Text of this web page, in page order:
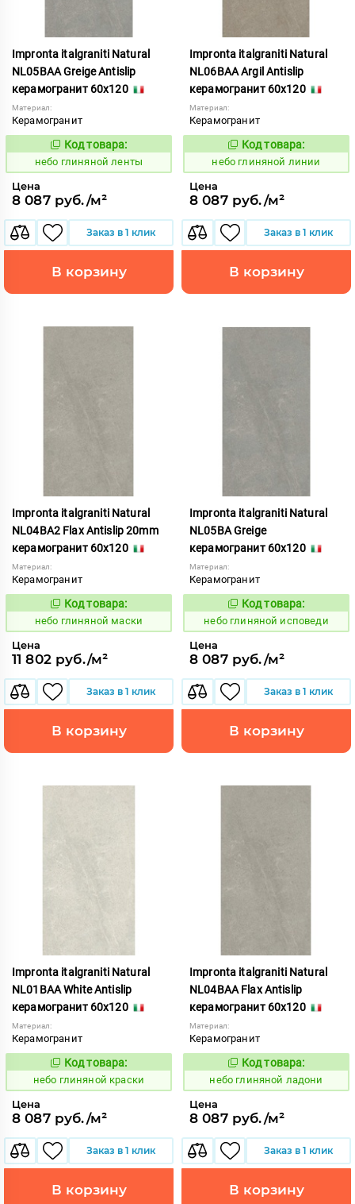
Impronta italgraniti Natural
NL05BAA Greige Antislip
керамогранит 60x120
Материал:
Керамогранит
1111543
Код товара:
небо глиняной ленты
Цена
8 087 руб./м²
Заказ в 1 клик
В корзину
Impronta italgraniti Natural
NL06BAA Argil Antislip
керамогранит 60x120
Материал:
Керамогранит
1111544
Код товара:
небо глиняной линии
Цена
8 087 руб./м²
Заказ в 1 клик
В корзину
Impronta italgraniti Natural
NL04BA2 Flax Antislip 20mm
керамогранит 60x120
Материал:
Керамогранит
1111547
Код товара:
небо глиняной маски
Цена
11 802 руб./м²
Заказ в 1 клик
В корзину
Impronta italgraniti Natural
NL05BA Greige
керамогранит 60x120
Материал:
Керамогранит
1111535
Код товара:
небо глиняной исповеди
Цена
8 087 руб./м²
Заказ в 1 клик
В корзину
Impronta italgraniti Natural
NL01BAA White Antislip
керамогранит 60x120
Материал:
Керамогранит
1111539
Код товара:
небо глиняной краски
Цена
8 087 руб./м²
Заказ в 1 клик
В корзину
Impronta italgraniti Natural
NL04BAA Flax Antislip
керамогранит 60x120
Материал:
Керамогранит
1111542
Код товара:
небо глиняной ладони
Цена
8 087 руб./м²
Заказ в 1 клик
В корзину